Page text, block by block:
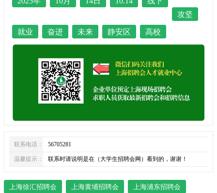
攻坚
就业 奋进 未来 静安区 高校
联系电话： 56705281
温馨提示： 联系时请说明是在（大学生招聘会网）看到的，谢谢！
上海徐汇招聘会 上海黄埔招聘会 上海浦东招聘会